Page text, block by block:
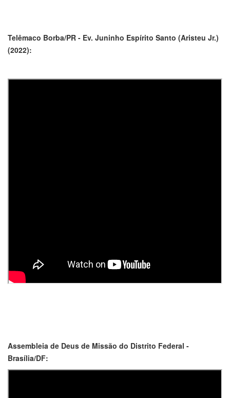
Telêmaco Borba/PR - Ev. Juninho Espírito Santo (Aristeu Jr.)
(2022):
Assembleia de Deus de Missão do Distrito Federal -
Brasília/DF: